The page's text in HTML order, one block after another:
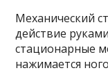
Механический
действие
стационарные
нажимается